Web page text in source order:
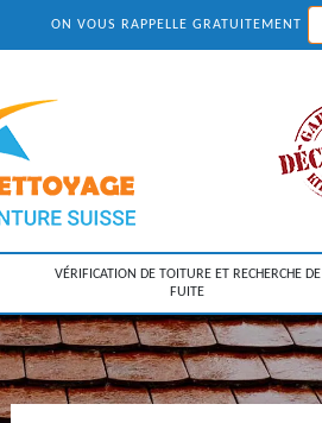
ON VOUS RAPPELLE GRATUITEMENT
VÉRIFICATION DE TOITURE ET RECHERCHE DE
FUITE